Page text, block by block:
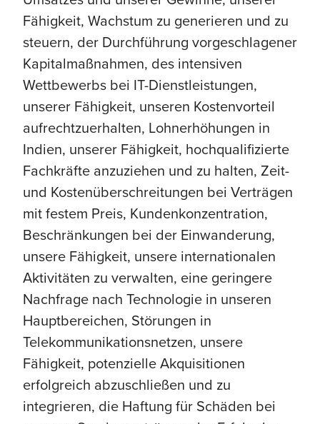
Fähigkeit, Wachstum zu generieren und zu
steuern, der Durchführung vorgeschlagener
Kapitalmaßnahmen, des intensiven
Wettbewerbs bei IT-Dienstleistungen,
unserer Fähigkeit, unseren Kostenvorteil
aufrechtzuerhalten, Lohnerhöhungen in
Indien, unserer Fähigkeit, hochqualifizierte
Fachkräfte anzuziehen und zu halten, Zeit-
und Kostenüberschreitungen bei Verträgen
mit festem Preis, Kundenkonzentration,
Beschränkungen bei der Einwanderung,
unsere Fähigkeit, unsere internationalen
Aktivitäten zu verwalten, eine geringere
Nachfrage nach Technologie in unseren
Hauptbereichen, Störungen in
Telekommunikationsnetzen, unsere
Fähigkeit, potenzielle Akquisitionen
erfolgreich abzuschließen und zu
integrieren, die Haftung für Schäden bei